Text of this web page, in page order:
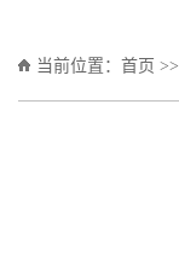
当前位置： 首页 >>